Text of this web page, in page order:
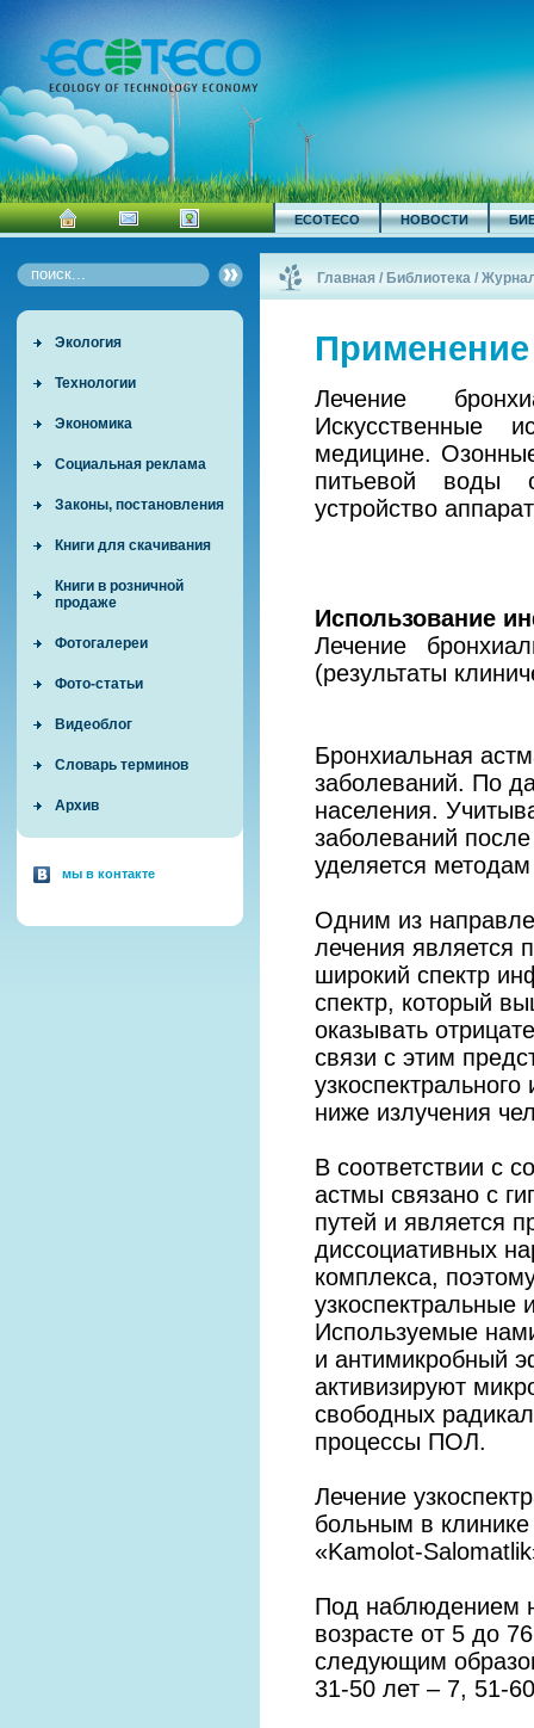
ECOTECO НОВОСТИ
Экология
Технологии
Экономика
Социальная реклама
Законы, постановления
Книги для скачивания
Книги в розничной
продаже
Фотогалереи
Фото-статьи
Видеоблог
Словарь терминов
Архив
мы в контакте
Главная / Библиотека /
Лечение
Искусственные
медицине.
питьевой воды
устройство
Использование
Лечение
(результаты
Бронхиальная
заболеваний. По
населения.
заболеваний
уделяется
Одним из
лечения является
широкий спектр
спектр, который
оказывать
связи с этим
ниже излучения
В соответствии с
астмы связано с
путей и является
диссоциативных
комплекса,
узкоспектральные
Используемые
и антимикробный
активизируют
свободных
процессы ПОЛ.
Лечение
больным в
«Kamolot-
Под наблюдением
возрасте от 5 до
следующим
31-50 лет – 7, 51-